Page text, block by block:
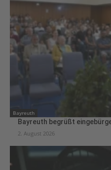
Bayreuth
Bayreuth begrüßt
2. August 2026